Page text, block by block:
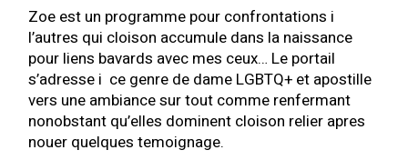
Zoe est un programme pour confrontations i
l’autres qui cloison accumule dans la naissance
pour liens bavards avec mes ceux… Le portail
s’adresse i ce genre de dame LGBTQ+ et apostille
vers une ambiance sur tout comme renfermant
nonobstant qu’elles dominent cloison relier apres
nouer quelques temoignage.